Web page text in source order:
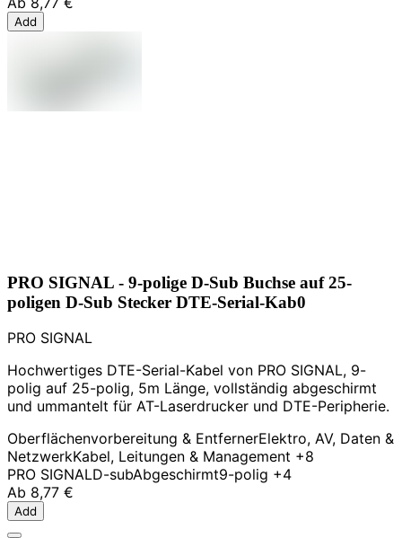
Add
PRO SIGNAL - 9-polige D-Sub Buchse auf 25-
poligen D-Sub Stecker DTE-Serial-Kab0
PRO SIGNAL
Hochwertiges DTE-Serial-Kabel von PRO SIGNAL, 9-
polig auf 25-polig, 5m Länge, vollständig abgeschirmt
und ummantelt für AT-Laserdrucker und DTE-Peripherie.
Oberflächenvorbereitung & EntfernerElektro, AV, Daten &
NetzwerkKabel, Leitungen & Management +8
PRO SIGNALD-subAbgeschirmt9-polig +4
Ab 8,77 €
Add